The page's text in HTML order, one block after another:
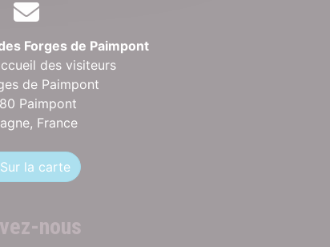
Forges de Paimpont
des visiteurs
de Paimpont
Paimpont
France
Sur la carte
nous